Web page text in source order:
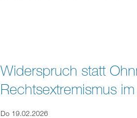
Widerspruch statt
Rechtsextremismus
Do 19.02.2026